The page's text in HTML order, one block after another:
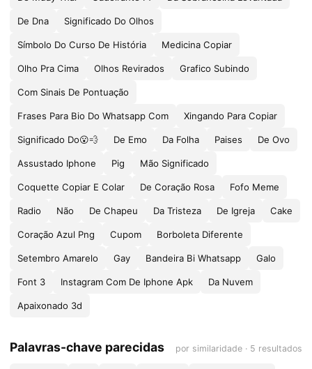
De Dna Significado Do Olhos
Símbolo Do Curso De História Medicina Copiar
Olho Pra Cima Olhos Revirados Grafico Subindo
Com Sinais De Pontuação
Frases Para Bio Do Whatsapp Com Xingando Para Copiar
Significado Do😮💨 De Emo Da Folha Paises De Ovo
Assustado Iphone Pig Mão Significado
Coquette Copiar E Colar De Coração Rosa Fofo Meme
Radio Não De Chapeu Da Tristeza De Igreja Cake
Coração Azul Png Cupom Borboleta Diferente
Setembro Amarelo Gay Bandeira Bi Whatsapp Galo
Font 3 Instagram Com De Iphone Apk Da Nuvem
Apaixonado 3d
Palavras-chave parecidas por similaridade · 5 resultados